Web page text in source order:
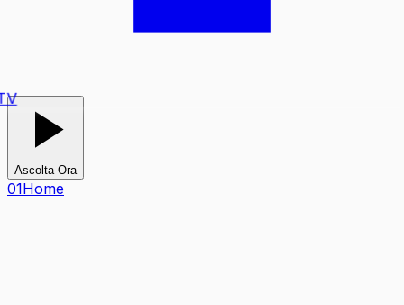
TV
Ascolta Ora
01Home